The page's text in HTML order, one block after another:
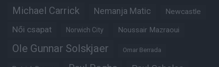
Michael Carrick Nemanja Matic Newcastle
Női csapat Norwich City Noussair Mazraoui
Ole Gunnar Solskjaer Omar Berrada